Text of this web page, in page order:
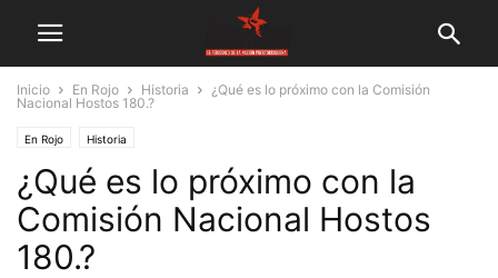
Inicio En Rojo Historia
¿Qué es lo próximo con la Comisión
Nacional Hostos 180.?
En Rojo Historia
¿Qué es lo próximo con la
Comisión Nacional Hostos
180.?